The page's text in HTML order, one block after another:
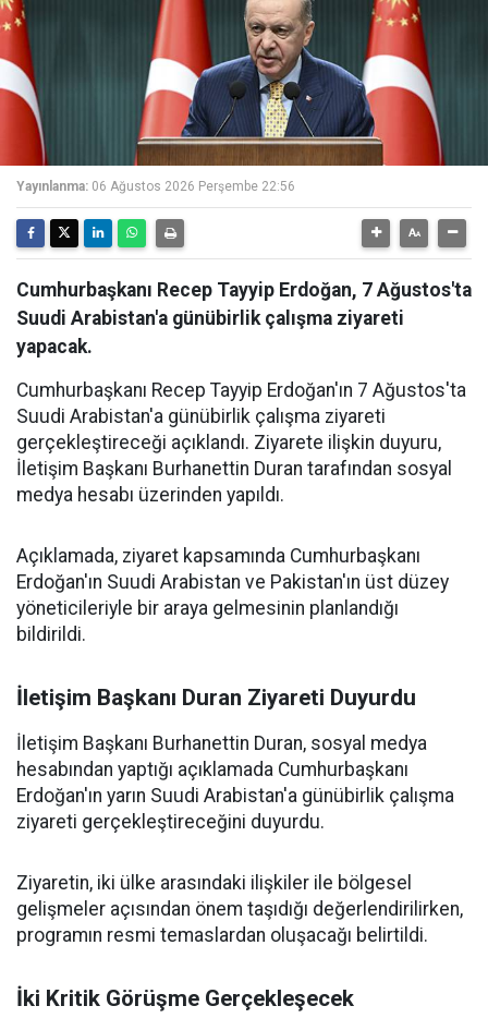
Yayınlanma: 06 Ağustos 2026 Perşembe 22:56
Cumhurbaşkanı Recep Tayyip Erdoğan, 7 Ağustos'ta
Suudi Arabistan'a günübirlik çalışma ziyareti
yapacak.
Cumhurbaşkanı Recep Tayyip Erdoğan'ın 7 Ağustos'ta
Suudi Arabistan'a günübirlik çalışma ziyareti
gerçekleştireceği açıklandı. Ziyarete ilişkin duyuru,
İletişim Başkanı Burhanettin Duran tarafından sosyal
medya hesabı üzerinden yapıldı.
Açıklamada, ziyaret kapsamında Cumhurbaşkanı
Erdoğan'ın Suudi Arabistan ve Pakistan'ın üst düzey
yöneticileriyle bir araya gelmesinin planlandığı
bildirildi.
İletişim Başkanı Duran Ziyareti Duyurdu
İletişim Başkanı Burhanettin Duran, sosyal medya
hesabından yaptığı açıklamada Cumhurbaşkanı
Erdoğan'ın yarın Suudi Arabistan'a günübirlik çalışma
ziyareti gerçekleştireceğini duyurdu.
Ziyaretin, iki ülke arasındaki ilişkiler ile bölgesel
gelişmeler açısından önem taşıdığı değerlendirilirken,
programın resmi temaslardan oluşacağı belirtildi.
İki Kritik Görüşme Gerçekleşecek